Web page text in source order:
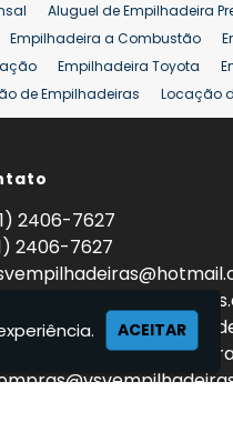
Aluguel de Empilhadeira
Empilhadeira a Combustão
Empilhadeira Toyota
de Empilhadeiras Locação
Locação Empilhadeira
Elétrica
a Combustão 25 ton
2406-7627
2406-7627
ACEITAR